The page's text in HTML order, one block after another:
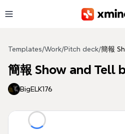
Templates/Work/Pitch deck/簡報
簡報 Show and Tell
BigELK176